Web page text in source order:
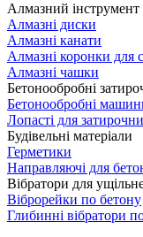
Алмазний інструмент
Алмазні диски
Алмазні канати
Алмазні коронки для
Алмазні чашки
Бетонообробні
Бетонообробні
Лопасті для
Будівельні матеріали
Герметики
Направляючі для
Вібратори для
Віброрейки по бетону
Глибинні вібратори